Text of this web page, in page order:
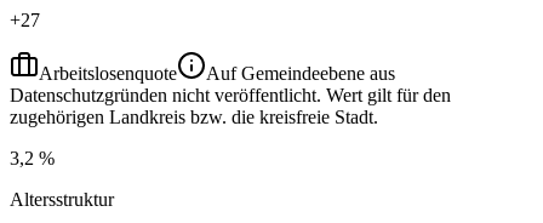
+27
Arbeitslosenquote
Auf Gemeindeebene aus
Datenschutzgründen nicht veröffentlicht. Wert gilt für den
zugehörigen Landkreis bzw. die kreisfreie Stadt.
3,2 %
Altersstruktur